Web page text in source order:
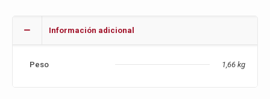
Información adicional
Peso 1,66 kg